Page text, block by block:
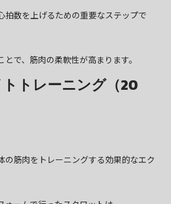
拍数を上げるための重要なステップで
で、筋肉の柔軟性が高まります。
トレーニング（20
の筋肉をトレーニングする効果的なエク